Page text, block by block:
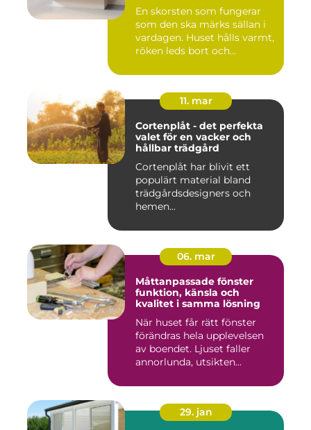
En skorsten som fungerar
som den ska märks sällan i
vardagen. Huset hålls varmt,
röken leds bort och...
11. mar
Cortenplåt - det perfekta
valet för en vacker och
hållbar trädgård
Cortenplåt har blivit ett
populärt material bland
trädgårdsdesigners och
hemen...
06. mar
Måttanpassade fönster
funktion, känsla och
kvalitet i samma lösning
När huset får rätt fönster
förändras hela upplevelsen
av boendet. Ljuset faller
annorlunda, utsikten...
29. jan